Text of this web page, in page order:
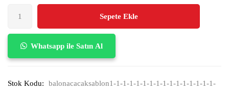
Sepete Ekle
Whatsapp ile Satın Al
Stok Kodu:
balonacacaksablon1-1-1-1-1-1-1-1-1-1-1-1-1-1-1-1-